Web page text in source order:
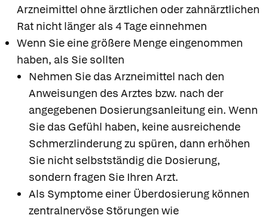
Arzneimittel ohne ärztlichen oder zahnärztlichen
Rat nicht länger als 4 Tage einnehmen
Wenn Sie eine größere Menge eingenommen
haben, als Sie sollten
Nehmen Sie das Arzneimittel nach den
Anweisungen des Arztes bzw. nach der
angegebenen Dosierungsanleitung ein. Wenn
Sie das Gefühl haben, keine ausreichende
Schmerzlinderung zu spüren, dann erhöhen
Sie nicht selbstständig die Dosierung,
sondern fragen Sie Ihren Arzt.
Als Symptome einer Überdosierung können
zentralnervöse Störungen wie